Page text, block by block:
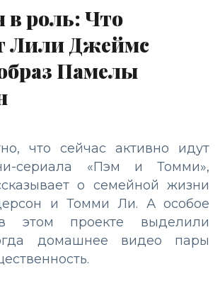
роль: Что
Лили Джеймс
Памелы
что сейчас активно идут
сериала «Пэм и Томми»,
о семейной жизни
и Томми Ли. А особое
этом проекте выделили
домашнее видео пары